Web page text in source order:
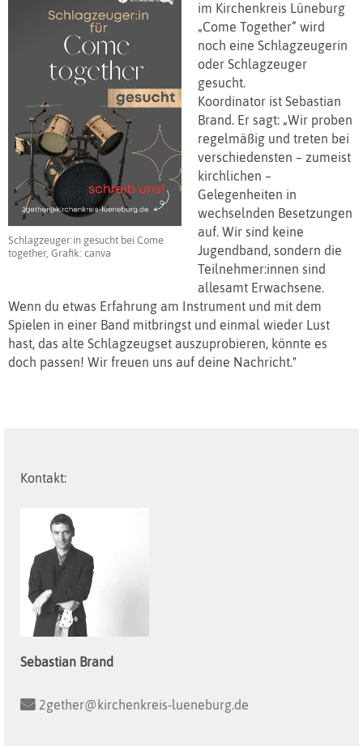
Schlagzeuger:in gesucht bei Come
together, Grafik: canva
im Kirchenkreis Lüneburg
„Come Together“ wird
noch eine Schlagzeugerin
oder Schlagzeuger
gesucht.
Koordinator ist Sebastian
Brand. Er sagt: „Wir proben
regelmäßig und treten bei
verschiedensten – zumeist
kirchlichen –
Gelegenheiten in
wechselnden Besetzungen
auf. Wir sind keine
Jugendband, sondern die
Teilnehmer:innen sind
allesamt Erwachsene.
Wenn du etwas Erfahrung am Instrument und mit dem
Spielen in einer Band mitbringst und einmal wieder Lust
hast, das alte Schlagzeugset auszuprobieren, könnte es
doch passen! Wir freuen uns auf deine Nachricht."
Kontakt:
Sebastian Brand
2gether@kirchenkreis-lueneburg.de